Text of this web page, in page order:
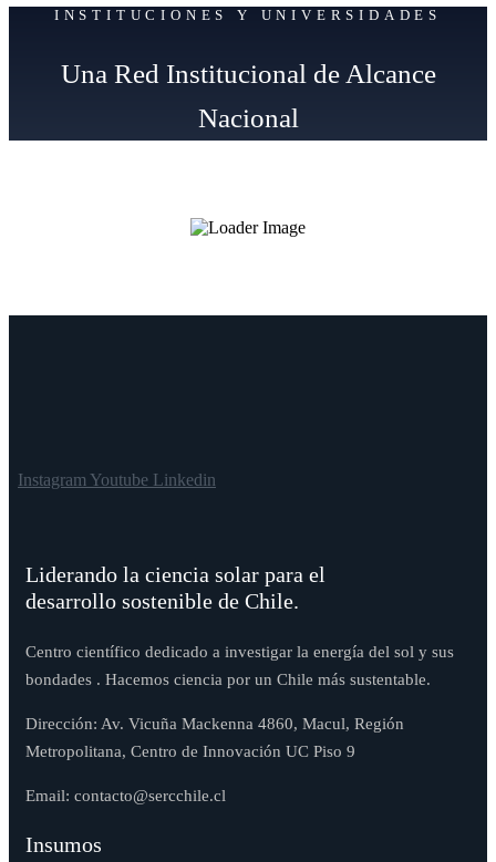
INSTITUCIONES Y UNIVERSIDADES
Una Red Institucional de Alcance
Nacional
Instagram Youtube Linkedin
Liderando la ciencia solar para el
desarrollo sostenible de Chile.
Centro científico dedicado a investigar la energía del sol y sus
bondades . Hacemos ciencia por un Chile más sustentable.
Dirección: Av. Vicuña Mackenna 4860, Macul, Región
Metropolitana, Centro de Innovación UC Piso 9
Email: contacto@sercchile.cl
Insumos